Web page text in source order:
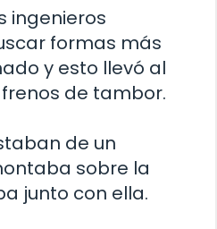
ingenieros
formas más
y esto llevó al
de tambor.
de un
sobre la
junto con ella.